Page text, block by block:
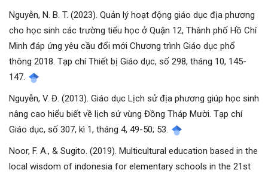
Nguyễn, N. B. T. (2023). Quản lý hoạt động giáo dục địa phương
cho học sinh các trường tiểu học ở Quận 12, Thành phố Hồ Chí
Minh đáp ứng yêu cầu đổi mới Chương trình Giáo dục phổ
thông 2018. Tạp chí Thiết bị Giáo dục, số 298, tháng 10, 145-
147.
Nguyễn, V. Đ. (2013). Giáo dục Lịch sử địa phương giúp học sinh
nâng cao hiểu biết về lịch sử vùng Đồng Tháp Mười. Tạp chí
Giáo dục, số 307, kì 1, tháng 4, 49-50; 53.
Noor, F. A., & Sugito. (2019). Multicultural education based in the
local wisdom of indonesia for elementary schools in the 21st